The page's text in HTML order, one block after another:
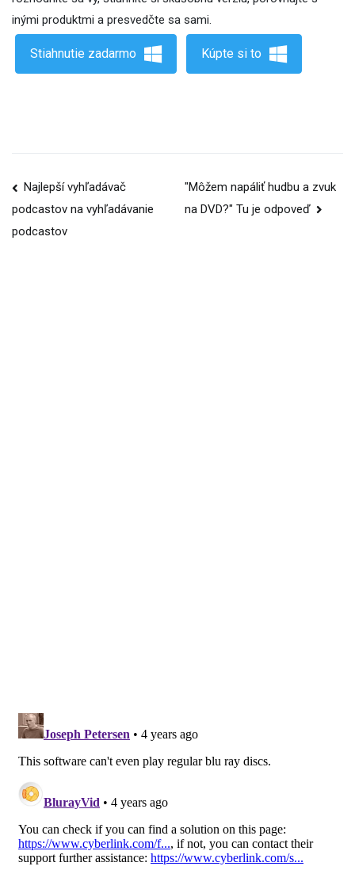
inými produktmi a presvedčte sa sami.
Stiahnutie zadarmo Kúpte si to
Navigácia
príspevku
Najlepší vyhľadávač
podcastov na vyhľadávanie
podcastov
"Môžem napáliť hudbu a zvuk
na DVD?" Tu je odpoveď